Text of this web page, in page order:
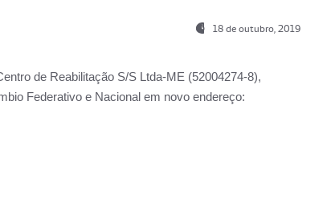
18 de outubro, 2019
de Reabilitação S/S Ltda-ME (52004274-8),
Federativo e Nacional em novo endereço: